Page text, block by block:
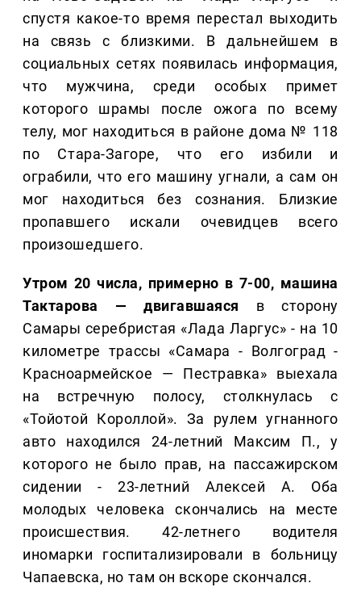
спустя какое-то время перестал выходить
на связь с близкими. В дальнейшем в
социальных сетях появилась информация,
что мужчина, среди особых примет
которого шрамы после ожога по всему
телу, мог находиться в районе дома № 118
по Стара-Загоре, что его избили и
ограбили, что его машину угнали, а сам он
мог находиться без сознания. Близкие
пропавшего искали очевидцев всего
произошедшего.
Утром 20 числа, примерно в 7-00, машина
Тактарова — двигавшаяся в сторону
Самары серебристая «Лада Ларгус» - на 10
километре трассы «Самара - Волгоград -
Красноармейское — Пестравка» выехала
на встречную полосу, столкнулась с
«Тойотой Короллой». За рулем угнанного
авто находился 24-летний Максим П., у
которого не было прав, на пассажирском
сидении - 23-летний Алексей А. Оба
молодых человека скончались на месте
происшествия. 42-летнего водителя
иномарки госпитализировали в больницу
Чапаевска, но там он вскоре скончался.